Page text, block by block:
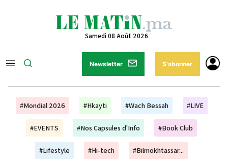
Samedi 08 Août 2026
Newsletter S'abonner
#Mondial 2026 #Hkayti #Wach Bessah #LIVE
#EVENTS #Nos Capsules d'Info #Book Club
#Lifestyle #Hi-tech #Bilmokhtassar...